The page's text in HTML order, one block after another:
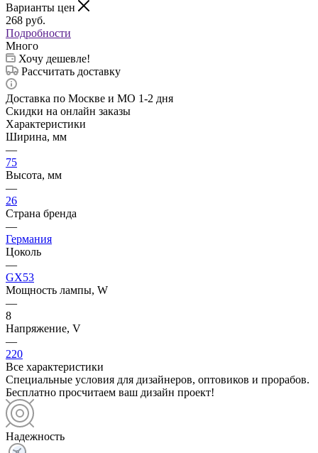
Варианты цен
268 руб.
Подробности
Много
Хочу дешевле!
Рассчитать доставку
Доставка по Москве и МО 1-2 дня
Скидки на онлайн заказы
Характеристики
Ширина, мм
—
75
Высота, мм
—
26
Страна бренда
—
Германия
Цоколь
—
GX53
Мощность лампы, W
—
8
Напряжение, V
—
220
Все характеристики
Специальные условия для дизайнеров, оптовиков и прорабов.
Бесплатно просчитаем ваш дизайн проект!
Надежность